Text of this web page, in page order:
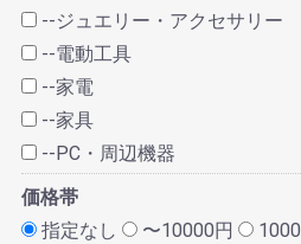
--ジュエリー・アクセサリー
--電動工具
--家電
--家具
--PC・周辺機器
価格帯
指定なし
〜10000円